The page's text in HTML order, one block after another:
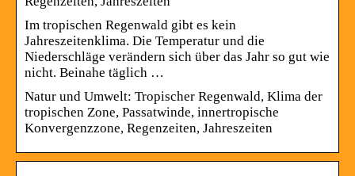
Im tropischen Regenwald gibt es kein
Jahreszeitenklima. Die Temperatur und die
Niederschläge verändern sich über das Jahr so gut wie
nicht. Beinahe täglich …
Natur und Umwelt: Tropischer Regenwald, Klima der
tropischen Zone, Passatwinde, innertropische
Konvergenzzone, Regenzeiten, Jahreszeiten